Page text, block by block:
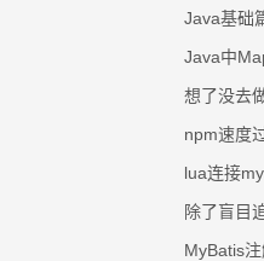
Java基础
Java中
想了没去
npm速度
lua连接
除了盲目
MyBatis